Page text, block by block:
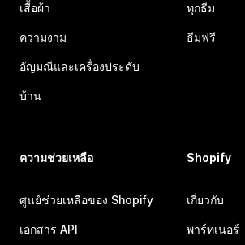
เสื้อผ้า
ความงาม
อัญมณีและเครื่องประดับ
บ้าน
ทุกธีม
ธีมฟรี
ความช่วยเหลือ
ศูนย์ช่วยเหลือของ Shopify
เอกสาร API
Shopify
เกี่ยวกับ
พาร์ทเนอร์